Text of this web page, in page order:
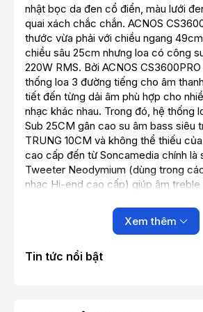
nhật bọc da đen cổ điển, màu lưới
quai xách chắc chắn. ACNOS
thước vừa phải với chiều ngang
chiều sâu 25cm nhưng loa có công
220W RMS. Bởi ACNOS
thống loa 3 đường tiếng cho âm
tiết đến từng dải âm phù hợp cho
nhạc khác nhau. Trong đó, hệ thống
Sub 25CM gân cao su âm bass siêu
TRUNG 10CM và không thể thiếu
cao cấp đến từ Soncamedia chính là
Tweeter Neodymium (dùng trong
nhạc Hi-end cao cấp) giúp âm treble
Xem thêm
Tin tức nổi bật